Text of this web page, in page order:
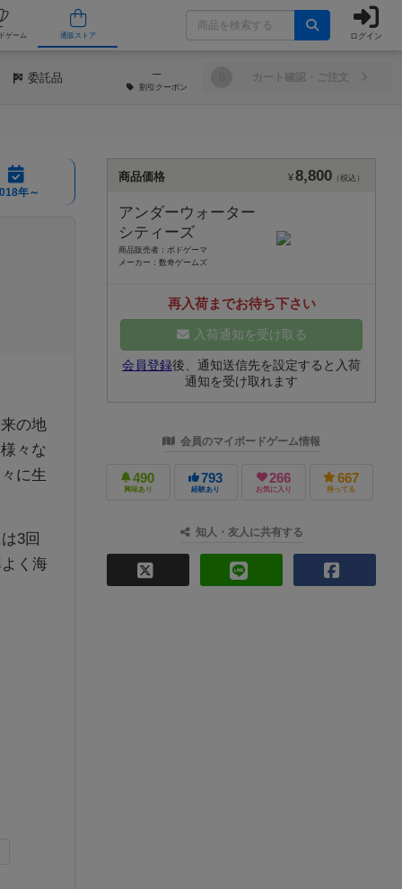
舗 人気ボードゲーム 通販ストア ログイン
委託品 ─
割引 クーポン
カート確認・ご注文
年～
の地
々な
に生
3回
く海
商品価格 ¥8,800 （税込）
アンダーウォーター
シティーズ
商品販売者：ボドゲーマ
メーカー：数奇ゲームズ
再入荷までお待ち下さい
入荷通知を受け取る
会員登録後、通知送信先を設定すると入荷
通知を受け取れます
会員のマイボードゲーム情報
490
興味あり
793
経験あり
266
お気に入り
667
持ってる
知人・友人に共有する